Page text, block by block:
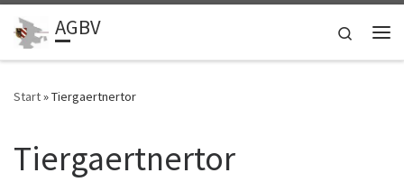
Zum Inhalt springen
AGBV
Search
Start»Tiergaertnertor
Tiergaertnertor